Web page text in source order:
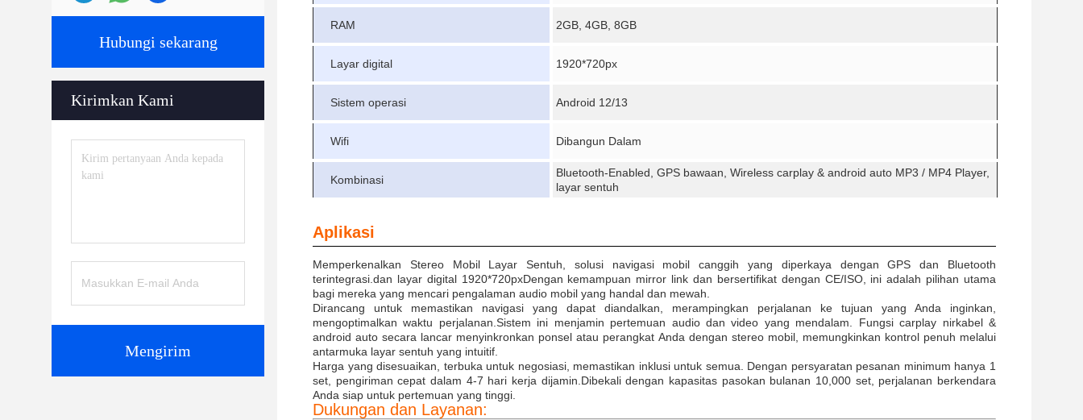
Hubungi sekarang
Kirimkan Kami
Mengirim
RAM 2GB, 4GB, 8GB
Layar digital 1920*720px
Sistem operasi Android 12/13
Wifi Dibangun Dalam
Kombinasi
Bluetooth-Enabled, GPS bawaan, Wireless carplay & android auto MP3 / MP4 Player,
layar sentuh
Aplikasi
Memperkenalkan Stereo Mobil Layar Sentuh, solusi navigasi mobil canggih yang diperkaya dengan GPS dan Bluetooth
terintegrasi.dan layar digital 1920*720pxDengan kemampuan mirror link dan bersertifikat dengan CE/ISO, ini adalah pilihan utama
bagi mereka yang mencari pengalaman audio mobil yang handal dan mewah.
Dirancang untuk memastikan navigasi yang dapat diandalkan, merampingkan perjalanan ke tujuan yang Anda inginkan,
mengoptimalkan waktu perjalanan.Sistem ini menjamin pertemuan audio dan video yang mendalam. Fungsi carplay nirkabel &
android auto secara lancar menyinkronkan ponsel atau perangkat Anda dengan stereo mobil, memungkinkan kontrol penuh melalui
antarmuka layar sentuh yang intuitif.
Harga yang disesuaikan, terbuka untuk negosiasi, memastikan inklusi untuk semua. Dengan persyaratan pesanan minimum hanya 1
set, pengiriman cepat dalam 4-7 hari kerja dijamin.Dibekali dengan kapasitas pasokan bulanan 10,000 set, perjalanan berkendara
Anda siap untuk pertemuan yang tinggi.
Dukungan dan Layanan: